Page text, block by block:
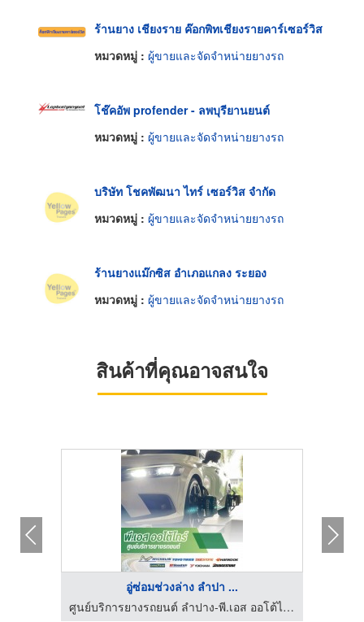
ร้านยาง เชียงราย ค๊อกพิทเชียงรายคาร์เซอร์วิส
หมวดหมู่ : ผู้ขายและจัดจำหน่ายยางรถ
โช๊คอัพ profender - ลพบุรียานยนต์
หมวดหมู่ : ผู้ขายและจัดจำหน่ายยางรถ
บริษัท โชคพัฒนา ไทร์ เซอร์วิส จำกัด
หมวดหมู่ : ผู้ขายและจัดจำหน่ายยางรถ
ร้านยางแม๊กซิส อำเภอแกลง ระยอง
หมวดหมู่ : ผู้ขายและจัดจำหน่ายยางรถ
สินค้าที่คุณอาจสนใจ
อู่ซ่อมช่วงล่าง ลำปา ...
ศูนย์บริการยางรถยนต์ ลำปาง-พี.เอส ออโต้ไทร์